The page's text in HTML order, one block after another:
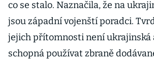
co se stalo. Naznačila, že na
jsou západní vojenští poradci.
jejich přítomnosti není ukrajinská
schopná používat zbraně